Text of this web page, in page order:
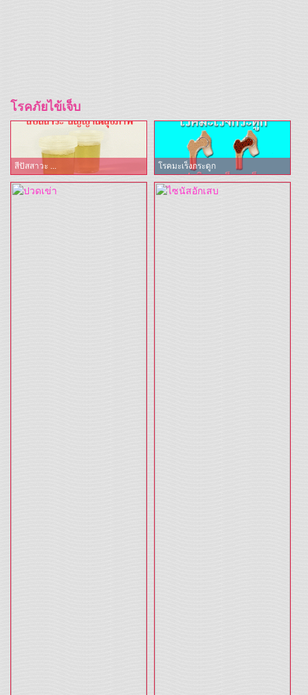
โรคภัยไข้เจ็บ
สีปัสสาวะ ... โรคมะเร็งกระดูก